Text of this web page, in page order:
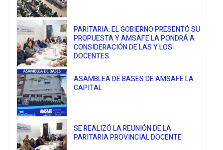
PARITARIA: EL GOBIERNO PRESENTÓ SU
PROPUESTA Y AMSAFE LA PONDRÁ A
CONSIDERACIÓN DE LAS Y LOS
DOCENTES
ASAMBLEA DE BASES DE AMSAFE LA
CAPITAL
SE REALIZÓ LA REUNIÓN DE LA
PARITARIA PROVINCIAL DOCENTE